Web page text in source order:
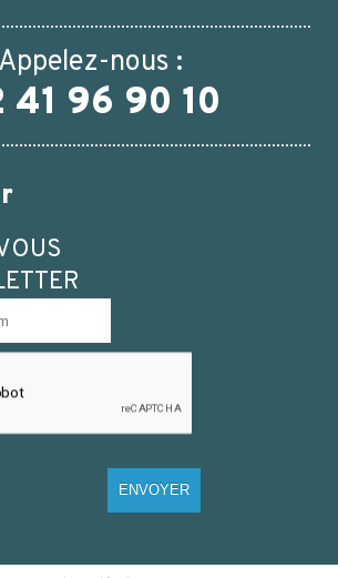
Appelez-nous :
41 96 90 10
ENVOYER